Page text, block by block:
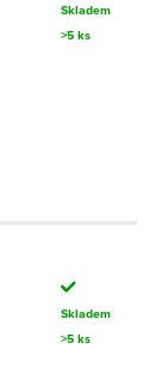
Skladem
>5 ks
Skladem
>5 ks